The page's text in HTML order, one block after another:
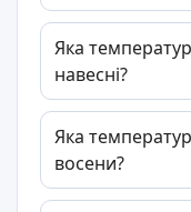
Яка
навесні?
Яка
восени?